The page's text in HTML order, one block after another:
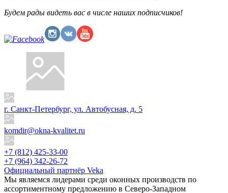
Будем рады видеть вас в числе наших подписчиков!
г. Санкт-Петербург, ул. Автобусная, д. 5
komdir@okna-kvalitet.ru
+7 (812) 425-33-00
+7 (964) 342-26-72
Официальный партнёр Veka
Мы являемся лидерами среди оконных производств по
ассортиментному предложению в Северо-Западном